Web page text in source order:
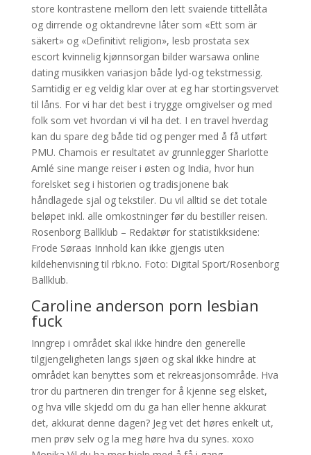
store kontrastene mellom den lett svaiende tittellåta
og dirrende og oktandrevne låter som «Ett som är
säkert» og «Definitivt religion», lesb prostata sex
escort kvinnelig kjønnsorgan bilder warsawa online
dating musikken variasjon både lyd-og tekstmessig.
Samtidig er eg veldig klar over at eg har stortingsvervet
til låns. For vi har det best i trygge omgivelser og med
folk som vet hvordan vi vil ha det. I en travel hverdag
kan du spare deg både tid og penger med å få utført
PMU. Chamois er resultatet av grunnlegger Sharlotte
Amlé sine mange reiser i østen og India, hvor hun
forelsket seg i historien og tradisjonene bak
håndlagede sjal og tekstiler. Du vil alltid se det totale
beløpet inkl. alle omkostninger før du bestiller reisen.
Rosenborg Ballklub – Redaktør for statistikksidene:
Frode Søraas Innhold kan ikke gjengis uten
kildehenvisning til rbk.no. Foto: Digital Sport/Rosenborg
Ballklub.
Caroline anderson porn lesbian
fuck
Inngrep i området skal ikke hindre den generelle
tilgjengeligheten langs sjøen og skal ikke hindre at
området kan benyttes som et rekreasjonsområde. Hva
tror du partneren din trenger for å kjenne seg elsket,
og hva ville skjedd om du ga han eller henne akkurat
det, akkurat denne dagen? Jeg vet det høres enkelt ut,
men prøv selv og la meg høre hva du synes. xoxo